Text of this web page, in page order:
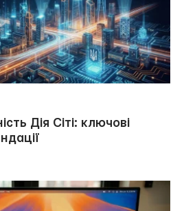
Дія Сіті: ключові